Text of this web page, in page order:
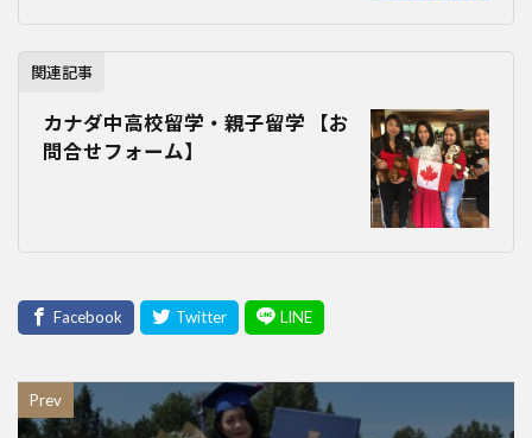
関連記事
カナダ中高校留学・親子留学 【お
問合せフォーム】
Prev